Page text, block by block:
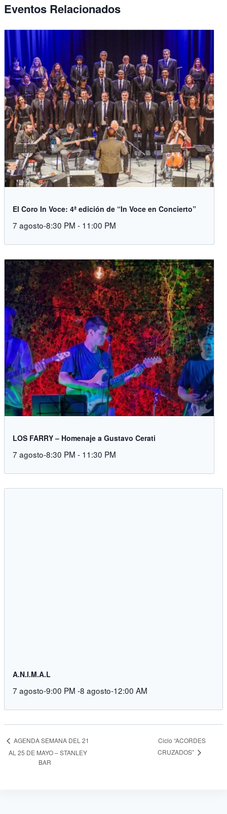
Eventos Relacionados
El Coro In Voce: 4ª edición de “In Voce en Concierto”
7 agosto-8:30 PM - 11:00 PM
LOS FARRY – Homenaje a Gustavo Cerati
7 agosto-8:30 PM - 11:30 PM
A.N.I.M.A.L
7 agosto-9:00 PM -8 agosto-12:00 AM
AGENDA SEMANA DEL 21
AL 25 DE MAYO – STANLEY
BAR
Ciclo “ACORDES
CRUZADOS”